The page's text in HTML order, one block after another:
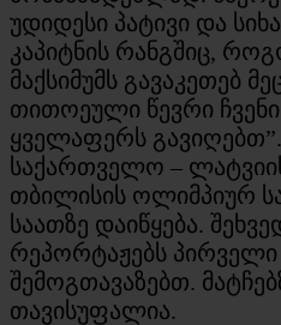
უდიდესი პატივი და
კაპიტნის რანგშიც,
მაქსიმუმს გავაკეთებ
თითოეული წევრი ჩვენი
ყველაფერს გავიღებთ”.
საქართველო –
თბილისის ოლიმპიურ
საათზე დაიწყება.
რეპორტაჟებს
შემოგთავაზებთ.
თავისუფალია.